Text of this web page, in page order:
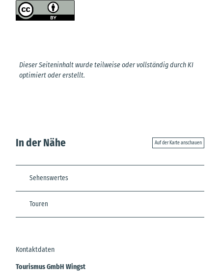
Dieser Seiteninhalt wurde teilweise oder vollständig durch KI
optimiert oder erstellt.
In der Nähe Auf der Karte anschauen
Sehenswertes
Touren
Kontaktdaten
Tourismus GmbH Wingst